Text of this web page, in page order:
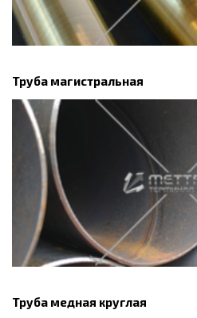
Труба магистральная
Труба медная круглая